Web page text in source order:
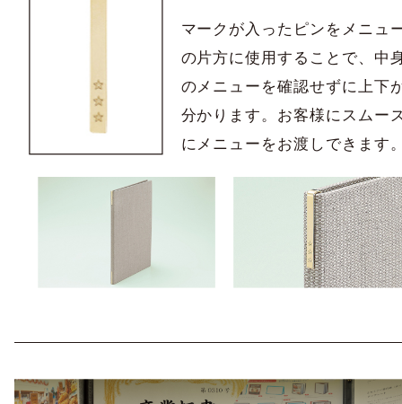
マークが入ったピンをメニュ
の片方に使用することで、中
のメニューを確認せずに上下
分かります。お客様にスムー
にメニューをお渡しできます